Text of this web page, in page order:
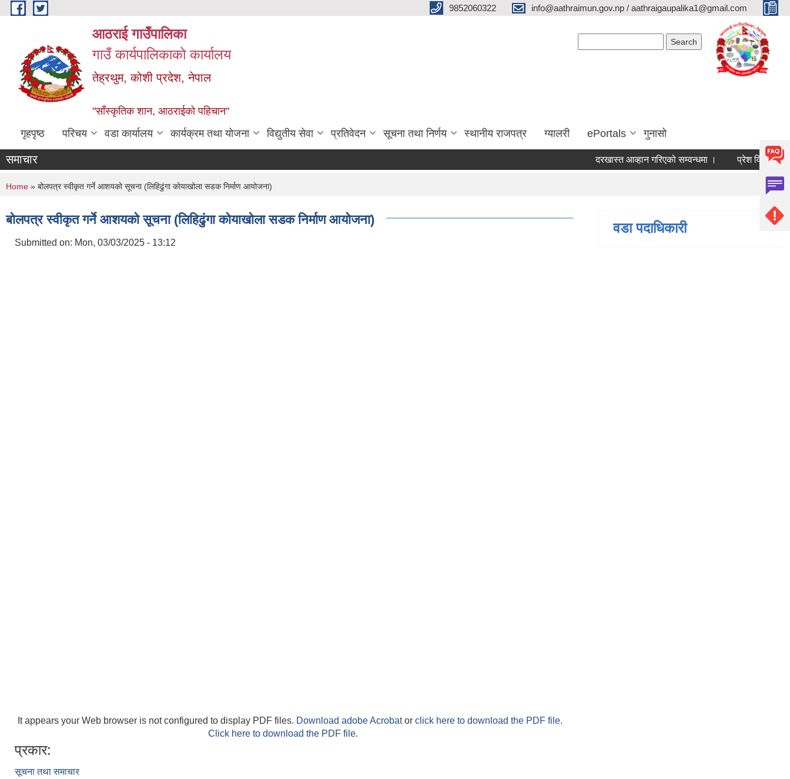
Skip to main content 9852060322 info@aathraimun.gov.np / aathraigaupalika1@gmail.com
आठराई गाउँपालिका
गाउँ कार्यपालिकाको कार्यालय
तेह्रथुम, कोशी प्रदेश, नेपाल
"साँस्कृतिक शान, आठराईको पहिचान"
गृहपृष्ठ परिचय वडा कार्यालय कार्यक्रम तथा योजना विद्युतीय सेवा प्रतिवेदन सूचना तथा निर्णय स्थानीय राजपत्र ग्यालरी ePortals गुनासो
समाचार दरखास्त आव्हान गरिएको सम्वन्धमा । प्रेश विज्ञप्ती ।
You are here
Home » बोलपत्र स्वीकृत गर्ने आशयको सूचना (लिहिढुंगा कोयाखोला सडक निर्माण आयोजना)
बोलपत्र स्वीकृत गर्ने आशयको सूचना (लिहिढुंगा कोयाखोला सडक निर्माण आयोजना)
Submitted on: Mon, 03/03/2025 - 13:12
It appears your Web browser is not configured to display PDF files. Download adobe Acrobator click here to download the PDF file.
Click here to download the PDF file.
प्रकार:
सूचना तथा समाचार
वडा पदाधिकारी